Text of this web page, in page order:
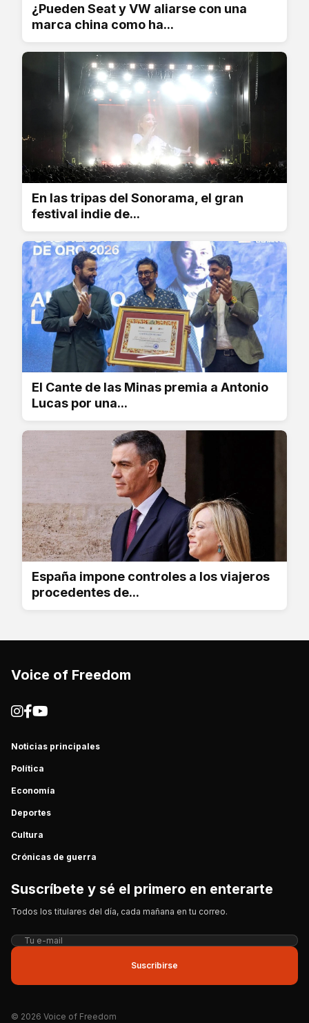
¿Pueden Seat y VW aliarse con una
marca china como ha...
En las tripas del Sonorama, el gran
festival indie de...
El Cante de las Minas premia a Antonio
Lucas por una...
España impone controles a los viajeros
procedentes de...
Voice of Freedom
Noticias principales
Política
Economía
Deportes
Cultura
Crónicas de guerra
Suscríbete y sé el primero en enterarte
Todos los titulares del día, cada mañana en tu correo.
Suscribirse
© 2026 Voice of Freedom